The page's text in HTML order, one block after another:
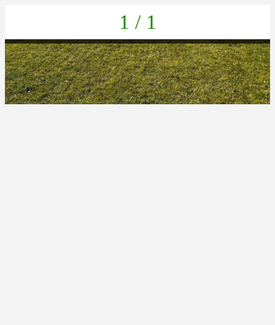
1 / 1
06369E5C-06EA-4E30-956E-A2F342167307